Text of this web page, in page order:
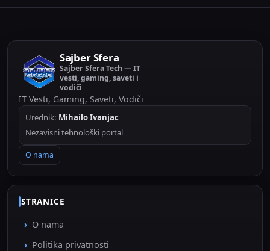
Sajber Sfera
Sajber Sfera Tech — IT
vesti, gaming, saveti i
vodiči
IT Vesti, Gaming, Saveti, Vodiči
Urednik: Mihailo Ivanjac
Nezavisni tehnološki portal
O nama
STRANICE
O nama
Politika privatnosti